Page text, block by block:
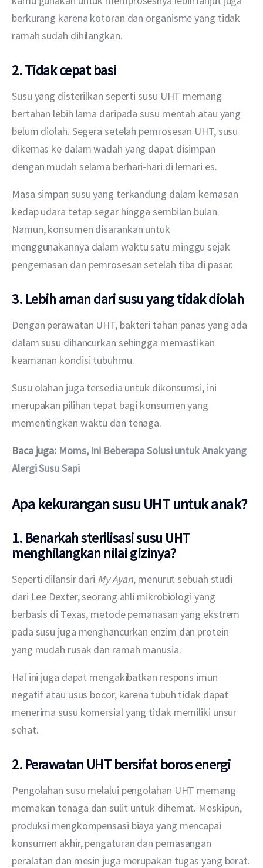
berkurang karena kotoran dan organisme yang tidak
ramah sudah dihilangkan.
2. Tidak cepat basi
Susu yang disterilkan seperti susu UHT memang
bertahan lebih lama daripada susu mentah atau yang
belum diolah. Segera setelah pemrosesan UHT, susu
dikemas ke dalam wadah yang dapat disimpan
dengan mudah selama berhari-hari di lemari es.
Masa simpan susu yang terkandung dalam kemasan
kedap udara tetap segar hingga sembilan bulan.
Namun, konsumen disarankan untuk
menggunakannya dalam waktu satu minggu sejak
pengemasan dan pemrosesan setelah tiba di pasar.
3. Lebih aman dari susu yang tidak diolah
Dengan perawatan UHT, bakteri tahan panas yang ada
dalam susu dihancurkan sehingga memastikan
keamanan kondisi tubuhmu.
Susu olahan juga tersedia untuk dikonsumsi, ini
merupakan pilihan tepat bagi konsumen yang
mementingkan waktu dan tenaga.
Baca juga: Moms, Ini Beberapa Solusi untuk Anak yang
Alergi Susu Sapi
Apa kekurangan susu UHT untuk anak?
1. Benarkah sterilisasi susu UHT
menghilangkan nilai gizinya?
Seperti dilansir dari My Ayan, menurut sebuah studi
dari Lee Dexter, seorang ahli mikrobiologi yang
berbasis di Texas, metode pemanasan yang ekstrem
pada susu juga menghancurkan enzim dan protein
yang mudah rusak dan ramah manusia.
Hal ini juga dapat mengakibatkan respons imun
negatif atau usus bocor, karena tubuh tidak dapat
menerima susu komersial yang tidak memiliki unsur
sehat.
2. Perawatan UHT bersifat boros energi
Pengolahan susu melalui pengolahan UHT memang
memakan tenaga dan sulit untuk dihemat. Meskipun,
produksi mengkompensasi biaya yang mencapai
konsumen akhir, pengaturan dan pemasangan
peralatan dan mesin juga merupakan tugas yang berat.